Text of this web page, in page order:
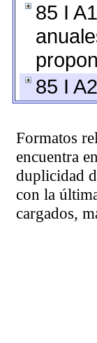
85 I
85 I
Formatos
encuentra
duplicidad
con la
cargados,